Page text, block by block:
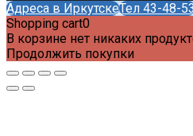
Адреса в ИркутскеТел 43-48-
Shopping cart0
В корзине нет никаких
Продолжить покупки